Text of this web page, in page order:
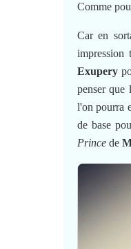
Comme
Car en
impression
Exupery
penser que
l'on pourra
de base
Prince de